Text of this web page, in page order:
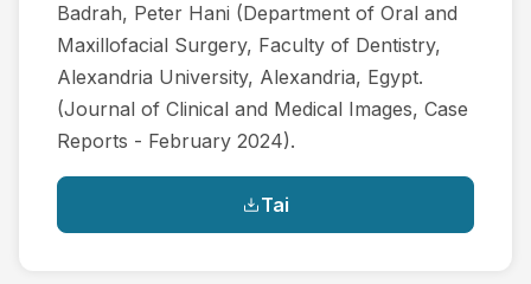
Badrah, Peter Hani (Department of Oral and
Maxillofacial Surgery, Faculty of Dentistry,
Alexandria University, Alexandria, Egypt.
(Journal of Clinical and Medical Images, Case
Reports - February 2024).
Tai